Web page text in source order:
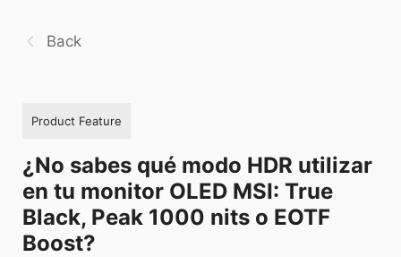
Back
Product Feature
¿No sabes qué modo HDR utilizar
en tu monitor OLED MSI: True
Black, Peak 1000 nits o EOTF
Boost?